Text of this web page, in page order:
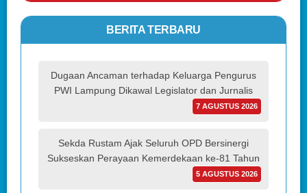
BERITA TERBARU
Dugaan Ancaman terhadap Keluarga Pengurus
PWI Lampung Dikawal Legislator dan Jurnalis
7 AGUSTUS 2026
Sekda Rustam Ajak Seluruh OPD Bersinergi
Sukseskan Perayaan Kemerdekaan ke-81 Tahun
5 AGUSTUS 2026